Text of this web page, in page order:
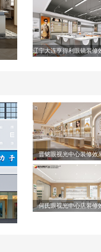
辽宁大连亨得利眼镜装修
晋铭眼视光中心装修效
何氏眼视光中心店装修